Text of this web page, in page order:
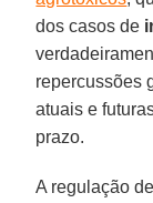
dos casos de
repercussões
atuais e
prazo.
A regulação